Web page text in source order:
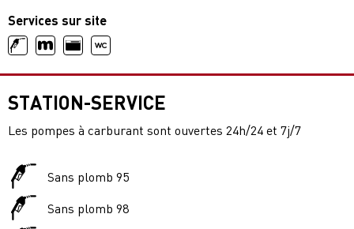
Services sur site
STATION-SERVICE
Les pompes à carburant sont ouvertes 24h/24 et 7j/7
Sans plomb 95
Sans plomb 98